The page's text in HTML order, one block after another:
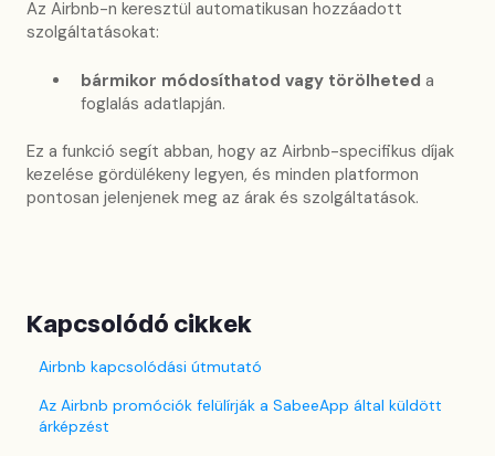
Az Airbnb-n keresztül automatikusan hozzáadott
szolgáltatásokat:
bármikor módosíthatod vagy törölheted a
foglalás adatlapján.
Ez a funkció segít abban, hogy az Airbnb-specifikus díjak
kezelése gördülékeny legyen, és minden platformon
pontosan jelenjenek meg az árak és szolgáltatások.
Kapcsolódó cikkek
Airbnb kapcsolódási útmutató
Az Airbnb promóciók felülírják a SabeeApp által küldött
árképzést